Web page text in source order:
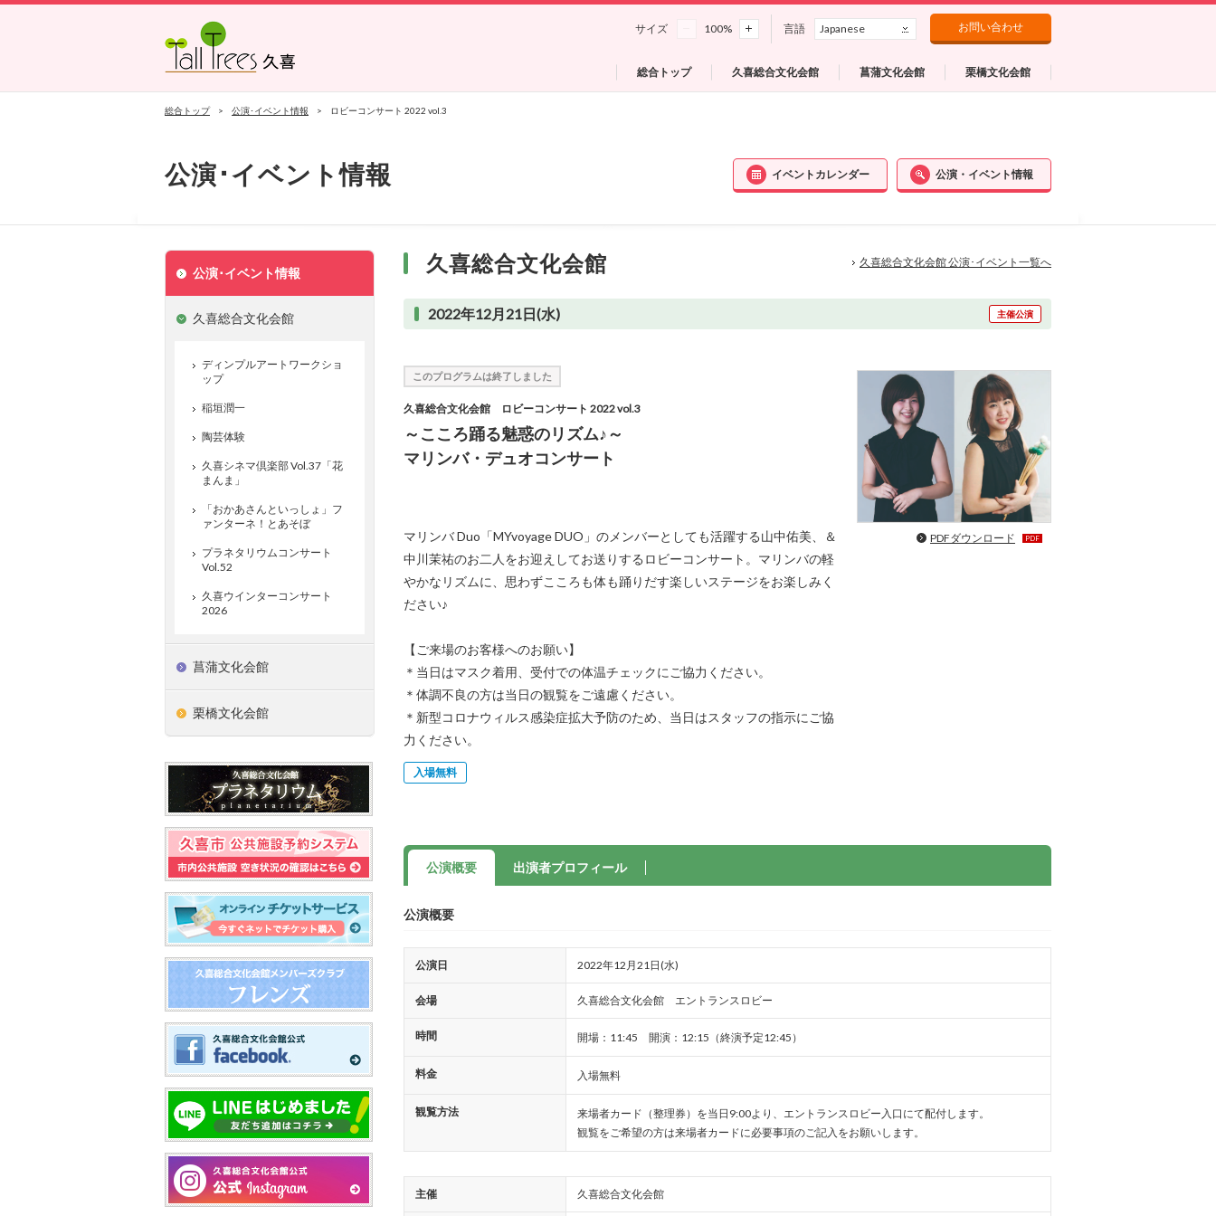
総合トップ 久喜総合文化会館 菖蒲文化会館 栗橋文化会館
サイズ 100% 言語 Japanese お問い合わせ
総合トップ 公演･イベント情報 ロビーコンサート 2022 vol.3
公演･イベント情報 イベントカレンダー 公演・イベント情報
久喜総合文化会館 久喜総合文化会館 公演･イベント一覧へ
2022年12月21日(水) 主催公演
このプログラムは終了しました
久喜総合文化会館 ロビーコンサート 2022 vol.3
～こころ踊る魅惑のリズム♪～
マリンバ・デュオコンサート
マリンバ Duo「MYvoyage DUO」のメンバーとしても活躍する山中佑美、＆
中川茉祐のお二人をお迎えしてお送りするロビーコンサート。マリンバの軽
やかなリズムに、思わずこころも体も踊りだす楽しいステージをお楽しみく
ださい♪
【ご来場のお客様へのお願い】
＊当日はマスク着用、受付での体温チェックにご協力ください。
＊体調不良の方は当日の観覧をご遠慮ください。
＊新型コロナウィルス感染症拡大予防のため、当日はスタッフの指示にご協
力ください。
入場無料
PDFダウンロード PDF
公演概要 出演者プロフィール
公演概要
公演日 2022年12月21日(水)
会場 久喜総合文化会館 エントランスロビー
時間 開場：11:45 開演：12:15（終演予定12:45）
料金 入場無料
観覧方法
来場者カード（整理券）を当日9:00より、エントランスロビー入口にて配付します。
観覧をご希望の方は来場者カードに必要事項のご記入をお願いします。
主催 久喜総合文化会館
公演･イベント情報
久喜総合文化会館
ディンプルアートワークショ
ップ
稲垣潤一
陶芸体験
久喜シネマ倶楽部 Vol.37「花
まんま」
「おかあさんといっしょ」フ
ァンターネ！とあそぼ
プラネタリウムコンサート
Vol.52
久喜ウインターコンサート
2026
菖蒲文化会館
栗橋文化会館